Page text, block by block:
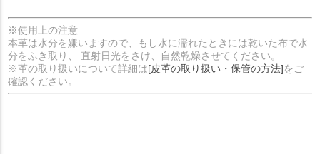
※使用上の注意
本革は水分を嫌いますので、もし水に濡れたときには乾いた布で水
分をふき取り、 直射日光をさけ、自然乾燥させてください。
※革の取り扱いについて詳細は[皮革の取り扱い・保管の方法]をご
確認ください。